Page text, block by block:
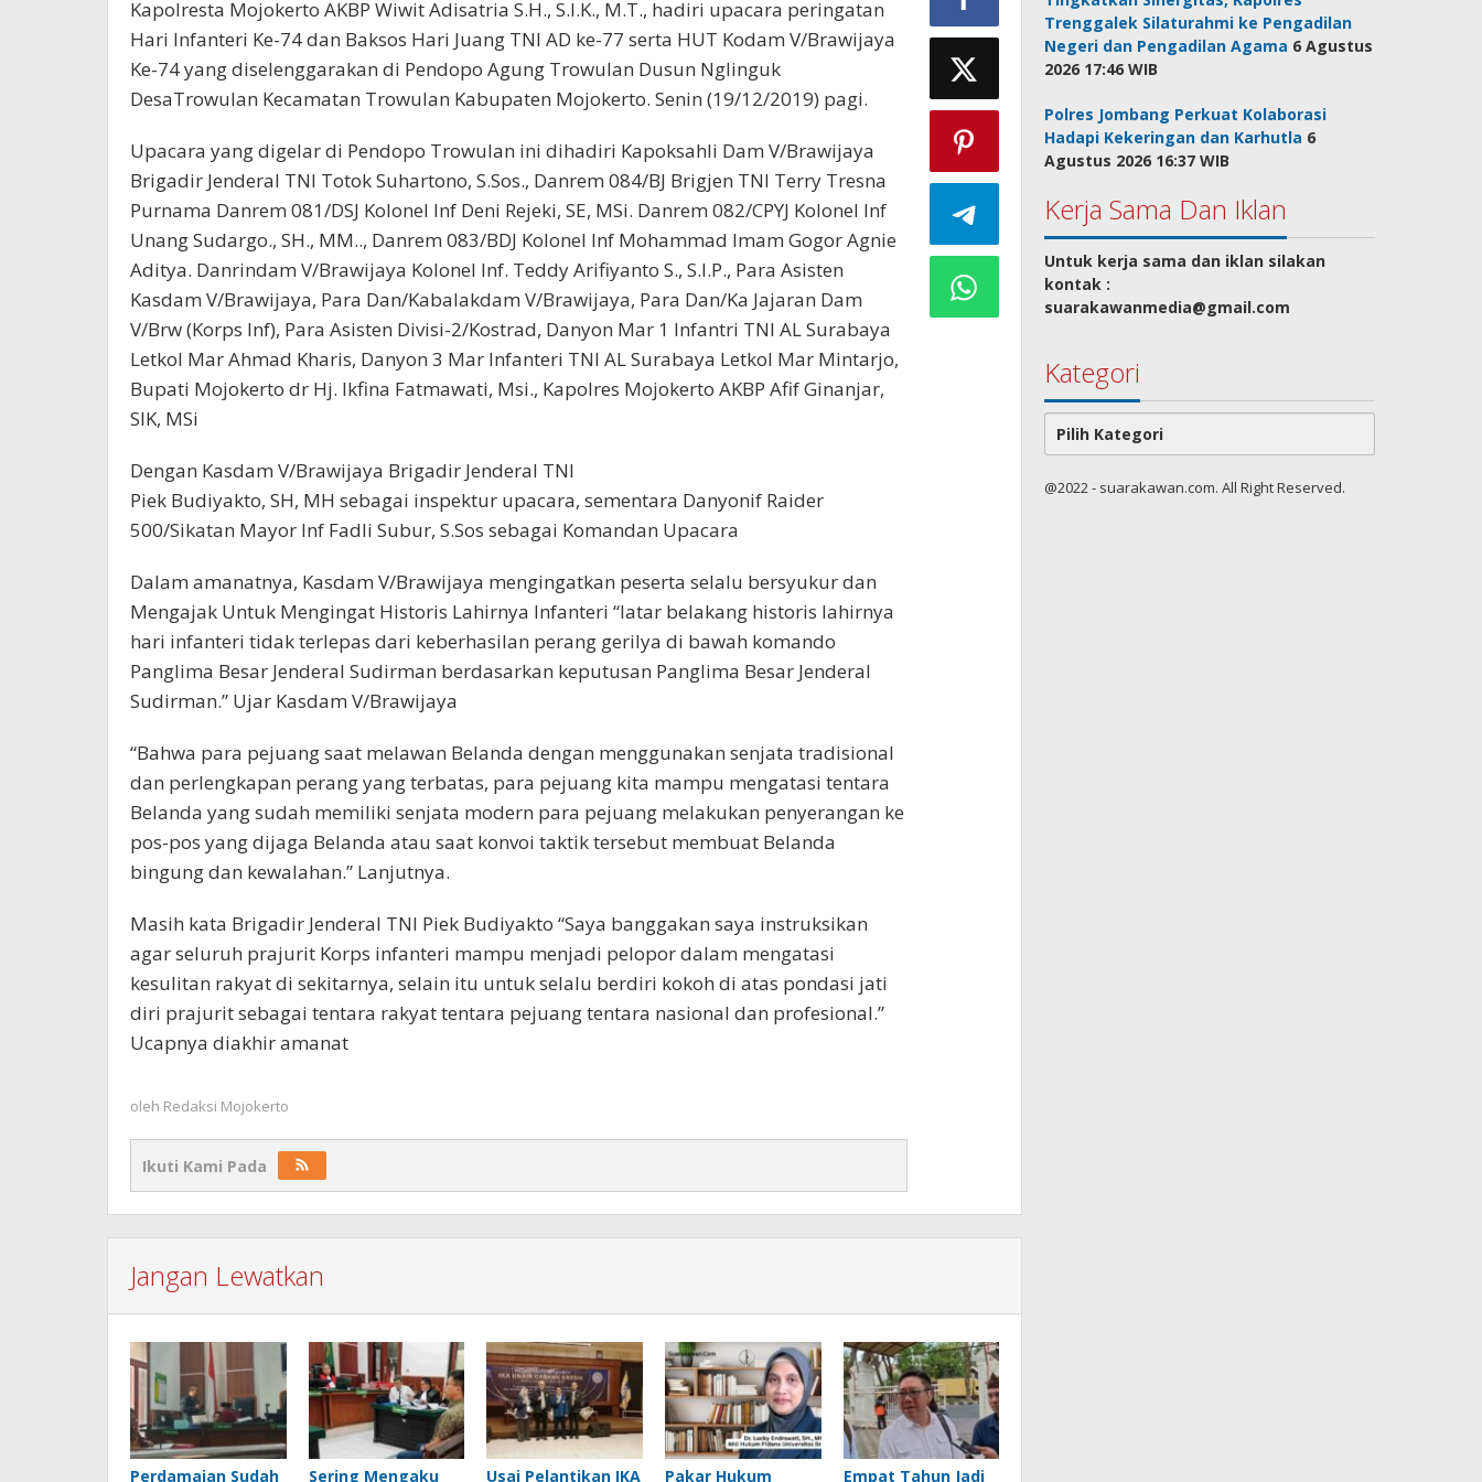
Kapolresta Mojokerto AKBP Wiwit Adisatria S.H., S.I.K., M.T., hadiri upacara peringatan
Hari Infanteri Ke-74 dan Baksos Hari Juang TNI AD ke-77 serta HUT Kodam V/Brawijaya
Ke-74 yang diselenggarakan di Pendopo Agung Trowulan Dusun Nglinguk
DesaTrowulan Kecamatan Trowulan Kabupaten Mojokerto. Senin (19/12/2019) pagi.
Upacara yang digelar di Pendopo Trowulan ini dihadiri Kapoksahli Dam V/Brawijaya
Brigadir Jenderal TNI Totok Suhartono, S.Sos., Danrem 084/BJ Brigjen TNI Terry Tresna
Purnama Danrem 081/DSJ Kolonel Inf Deni Rejeki, SE, MSi. Danrem 082/CPYJ Kolonel Inf
Unang Sudargo., SH., MM.., Danrem 083/BDJ Kolonel Inf Mohammad Imam Gogor Agnie
Aditya. Danrindam V/Brawijaya Kolonel Inf. Teddy Arifiyanto S., S.I.P., Para Asisten
Kasdam V/Brawijaya, Para Dan/Kabalakdam V/Brawijaya, Para Dan/Ka Jajaran Dam
V/Brw (Korps Inf), Para Asisten Divisi-2/Kostrad, Danyon Mar 1 Infantri TNI AL Surabaya
Letkol Mar Ahmad Kharis, Danyon 3 Mar Infanteri TNI AL Surabaya Letkol Mar Mintarjo,
Bupati Mojokerto dr Hj. Ikfina Fatmawati, Msi., Kapolres Mojokerto AKBP Afif Ginanjar,
SIK, MSi
Dengan Kasdam V/Brawijaya Brigadir Jenderal TNI
Piek Budiyakto, SH, MH sebagai inspektur upacara, sementara Danyonif Raider
500/Sikatan Mayor Inf Fadli Subur, S.Sos sebagai Komandan Upacara
Dalam amanatnya, Kasdam V/Brawijaya mengingatkan peserta selalu bersyukur dan
Mengajak Untuk Mengingat Historis Lahirnya Infanteri “latar belakang historis lahirnya
hari infanteri tidak terlepas dari keberhasilan perang gerilya di bawah komando
Panglima Besar Jenderal Sudirman berdasarkan keputusan Panglima Besar Jenderal
Sudirman.” Ujar Kasdam V/Brawijaya
“Bahwa para pejuang saat melawan Belanda dengan menggunakan senjata tradisional
dan perlengkapan perang yang terbatas, para pejuang kita mampu mengatasi tentara
Belanda yang sudah memiliki senjata modern para pejuang melakukan penyerangan ke
pos-pos yang dijaga Belanda atau saat konvoi taktik tersebut membuat Belanda
bingung dan kewalahan.” Lanjutnya.
Masih kata Brigadir Jenderal TNI Piek Budiyakto “Saya banggakan saya instruksikan
agar seluruh prajurit Korps infanteri mampu menjadi pelopor dalam mengatasi
kesulitan rakyat di sekitarnya, selain itu untuk selalu berdiri kokoh di atas pondasi jati
diri prajurit sebagai tentara rakyat tentara pejuang tentara nasional dan profesional.”
Ucapnya diakhir amanat
oleh Redaksi Mojokerto
Ikuti Kami Pada
Jangan Lewatkan
Perdamaian Sudah Sering Mengaku Usai Pelantikan IKA Pakar Hukum Empat Tahun Jadi
Trenggalek Silaturahmi ke Pengadilan
Negeri dan Pengadilan Agama 6 Agustus
2026 17:46 WIB
Polres Jombang Perkuat Kolaborasi
Hadapi Kekeringan dan Karhutla 6
Agustus 2026 16:37 WIB
Kerja Sama Dan Iklan
Untuk kerja sama dan iklan silakan
kontak :
suarakawanmedia@gmail.com
Kategori
Kategori
@2022 - suarakawan.com. All Right Reserved.